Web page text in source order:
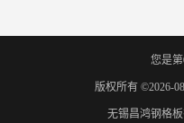
您是第
版权所有 ©2026-
无锡昌鸿钢格